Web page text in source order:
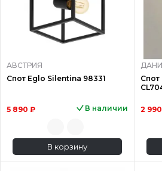
АВСТРИЯ
Спот Eglo Silentina 98331
5 890 ₽ В наличии
В корзину
Спот
2